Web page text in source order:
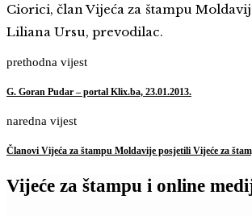
Ciorici, član Vijeća za štampu
Liliana Ursu, prevodilac.
prethodna vijest
G. Goran Pudar – portal Klix.ba, 23.01.2013.
naredna vijest
Članovi Vijeća za štampu Moldavije posjetili Vijeće za
Vijeće za štampu i online